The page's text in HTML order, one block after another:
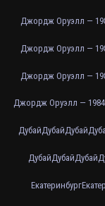
Джордж Оруэлл —
Джордж Оруэлл —
Джордж Оруэлл —
Джордж Оруэлл — 1984
ДубайДубайДубай
ДубайДубайДубай
Екатеринбург